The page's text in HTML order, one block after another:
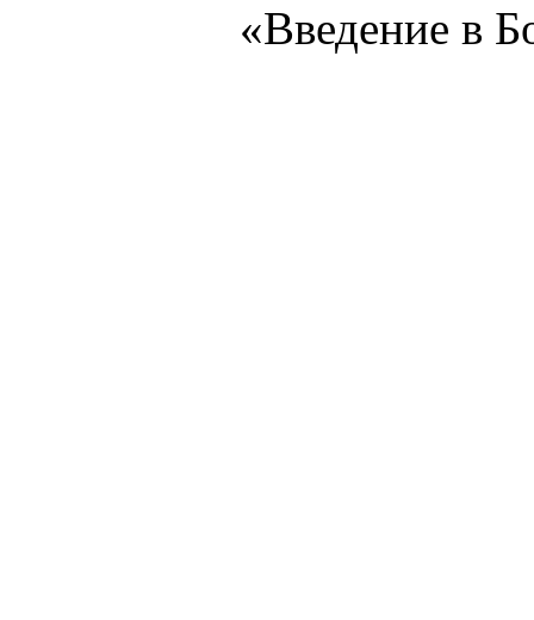
«Введение в